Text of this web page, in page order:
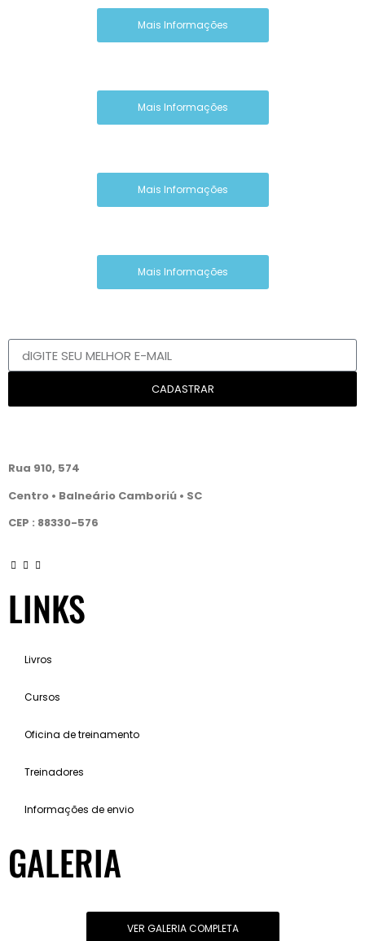
Mais Informações
Mais Informações
Mais Informações
Mais Informações
CADASTRAR
Rua 910, 574
Centro • Balneário Camboriú • SC
CEP : 88330-576
LINKS
Livros
Cursos
Oficina de treinamento
Treinadores
Informações de envio
GALERIA
VER GALERIA COMPLETA